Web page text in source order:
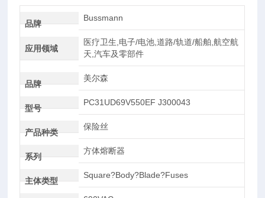
品牌
Bussmann
应用领域
医疗卫生,电子/电池,道路/轨道/船舶,航空航
天,汽车及零部件
品牌
美尔森
型号
PC31UD69V550EF J300043
产品种类
保险丝
系列
方体熔断器
主体类型
Square?Body?Blade?Fuses